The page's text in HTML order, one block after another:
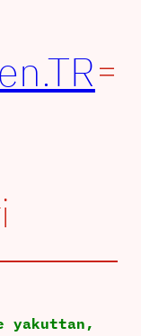
yakuttan,